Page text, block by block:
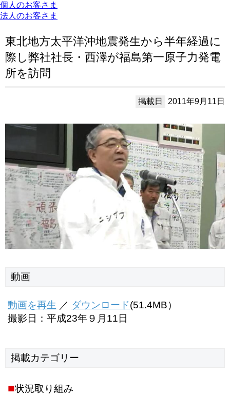
個人のお客さま
法人のお客さま
東北地方太平洋沖地震発生から半年経過に
際し弊社社長・西澤が福島第一原子力発電
所を訪問
掲載日 2011年9月11日
動画
動画を再生 ／ ダウンロード(51.4MB）
撮影日：平成23年９月11日
掲載カテゴリー
■状況取り組み